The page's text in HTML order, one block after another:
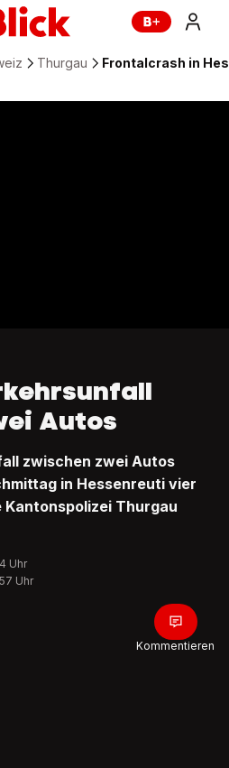
Thurgau Frontalcrash in
Autos
zwischen zwei Autos
in Hessenreuti vier
Thurgau
Uhr
Uhr
Kommentieren